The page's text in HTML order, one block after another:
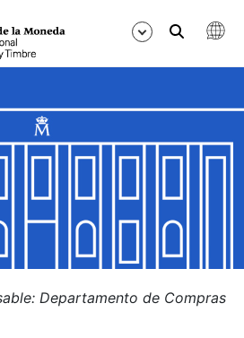
Departamento de Compras